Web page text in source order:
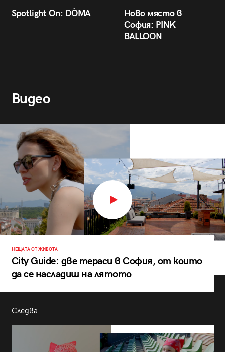
Spotlight On: DÒMA
Ново място в
София: PINK
BALLOON
Видео
НЕЩАТА ОТ ЖИВОТА
City Guide: две тераси в София, от които
да се насладиш на лятото
Следва